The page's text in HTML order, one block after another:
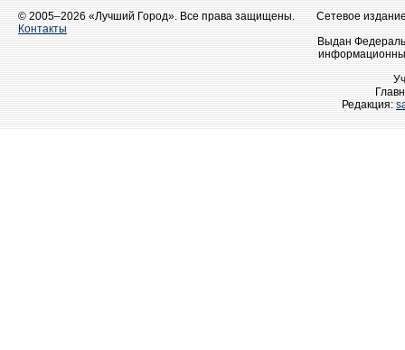
© 2005–2026 «Лучший Город». Все права защищены.
Контакты
Сетевое
Выдан
Редакция: